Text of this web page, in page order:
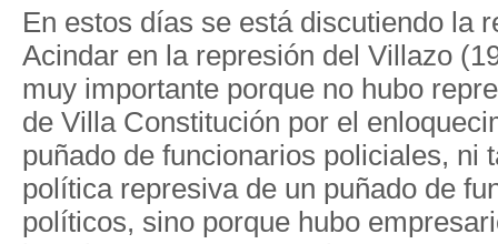
En estos días se está discutiendo la
Acindar en la represión del Villazo
muy importante porque no hubo
de Villa Constitución por el
puñado de funcionarios policiales, ni
política represiva de un puñado de
políticos, sino porque hubo